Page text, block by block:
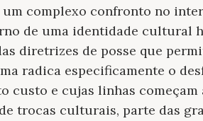
complexo confronto no
de uma identidade cultural
diretrizes de posse que
radica especificamente o
custo e cujas linhas começam
trocas culturais, parte das